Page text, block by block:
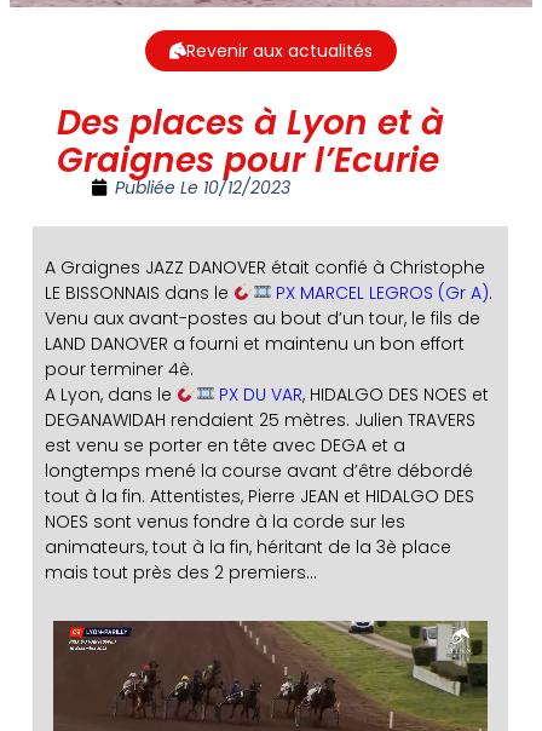
Revenir aux actualités
Des places à Lyon et à
Graignes pour l’Ecurie
Publiée Le 10/12/2023
A Graignes JAZZ DANOVER était confié à Christophe
LE BISSONNAIS dans le
PX MARCEL LEGROS (Gr A).
Venu aux avant-postes au bout d’un tour, le fils de
LAND DANOVER a fourni et maintenu un bon effort
pour terminer 4è.
A Lyon, dans le
PX DU VAR, HIDALGO DES NOES et
DEGANAWIDAH rendaient 25 mètres. Julien TRAVERS
est venu se porter en tête avec DEGA et a
longtemps mené la course avant d’être débordé
tout à la fin. Attentistes, Pierre JEAN et HIDALGO DES
NOES sont venus fondre à la corde sur les
animateurs, tout à la fin, héritant de la 3è place
mais tout près des 2 premiers…